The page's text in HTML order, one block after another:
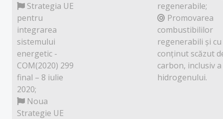
Strategia UE
pentru
integrarea
sistemului
energetic -
COM(2020) 299
final – 8 iulie
2020;
Noua
Strategie UE
regenerabile;
Promovarea
combustibililor
regenerabili și cu
conținut scăzut
carbon, inclusiv a
hidrogenului.